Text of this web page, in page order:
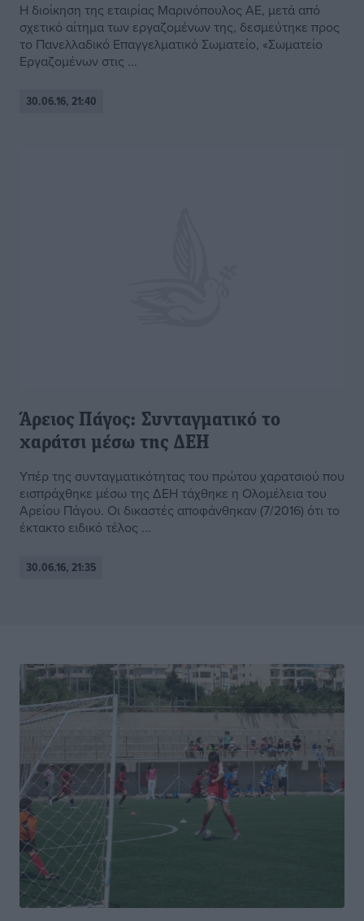
Η διοίκηση της εταιρίας Μαρινόπουλος ΑΕ, μετά από
σχετικό αίτημα των εργαζομένων της, δεσμεύτηκε προς
το Πανελλαδικό Επαγγελματικό Σωματείο, «Σωματείο
Εργαζομένων στις ...
30.06.16, 21:40
Άρειος Πάγος: Συνταγματικό το
χαράτσι μέσω της ΔΕΗ
Υπέρ της συνταγματικότητας του πρώτου χαρατσιού που
εισπράχθηκε μέσω της ΔΕΗ τάχθηκε η Ολομέλεια του
Αρείου Πάγου. Οι δικαστές αποφάνθηκαν (7/2016) ότι το
έκτακτο ειδικό τέλος ...
30.06.16, 21:35